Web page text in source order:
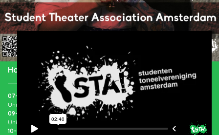
Holding The Metal
07-03-2023 om 20:00u
Universiteitstheater (Nieuwe Doelenstraat 16, 1012 CP Amsterdam)
09-03-2023
om20:00u
Universiteitstheater (Nieuwe Doelenstraat 16, 1012 CP Amsterdam)
10-03-2023
20:00u